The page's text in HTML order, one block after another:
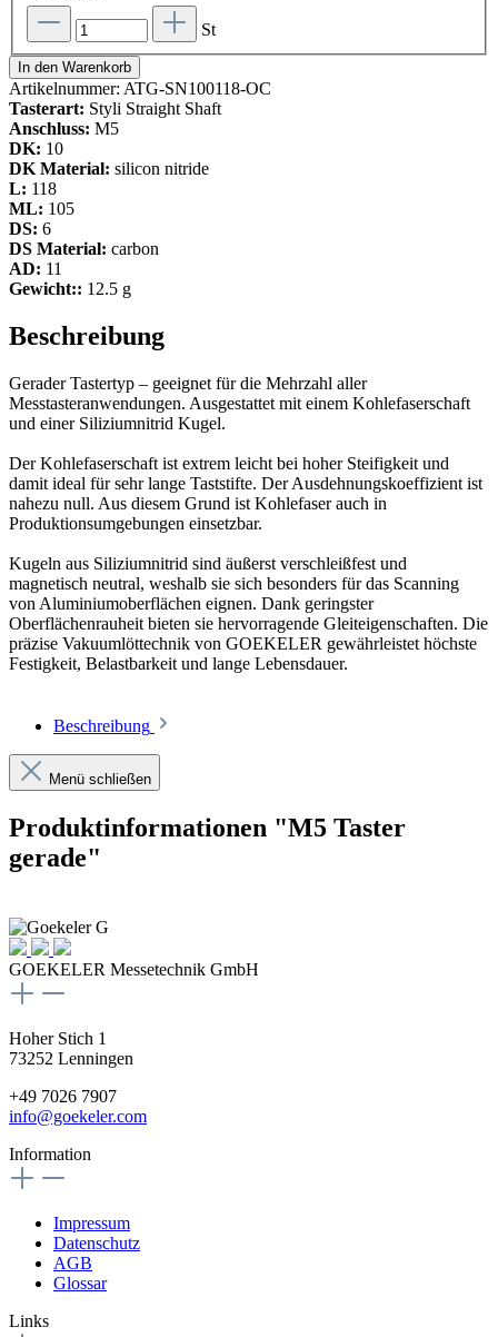
St
In den Warenkorb
Artikelnummer: ATG-SN100118-OC
Tasterart: Styli Straight Shaft
Anschluss: M5
DK: 10
DK Material: silicon nitride
L: 118
ML: 105
DS: 6
DS Material: carbon
AD: 11
Gewicht:: 12.5 g
Beschreibung
Gerader Tastertyp – geeignet für die Mehrzahl aller
Messtasteranwendungen. Ausgestattet mit einem Kohlefaserschaft
und einer Siliziumnitrid Kugel.
Der Kohlefaserschaft ist extrem leicht bei hoher Steifigkeit und
damit ideal für sehr lange Taststifte. Der Ausdehnungskoeffizient ist
nahezu null. Aus diesem Grund ist Kohlefaser auch in
Produktionsumgebungen einsetzbar.
Kugeln aus Siliziumnitrid sind äußerst verschleißfest und
magnetisch neutral, weshalb sie sich besonders für das Scanning
von Aluminiumoberflächen eignen. Dank geringster
Oberflächenrauheit bieten sie hervorragende Gleiteigenschaften. Die
präzise Vakuumlöttechnik von GOEKELER gewährleistet höchste
Festigkeit, Belastbarkeit und lange Lebensdauer.
Beschreibung
Menü schließen
Produktinformationen "M5 Taster
gerade"
GOEKELER Messetechnik GmbH
Hoher Stich 1
73252 Lenningen
+49 7026 7907
info@goekeler.com
Information
Impressum
Datenschutz
AGB
Glossar
Links